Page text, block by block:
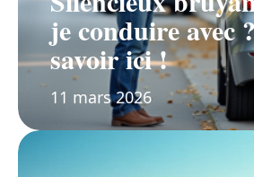
je conduire avec
savoir ici !
11 mars 2026